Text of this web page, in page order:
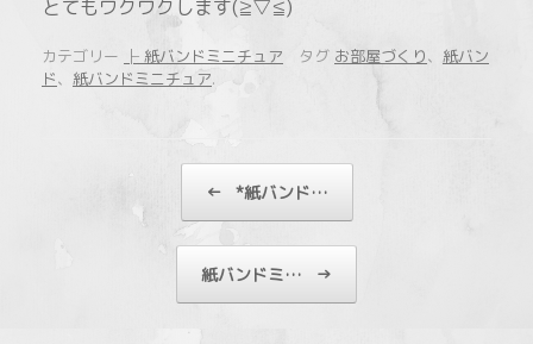
とてもワクワクします(≧▽≦)
カテゴリー ├ 紙バンドミニチュア タグ お部屋づくり、 紙バン
ド、 紙バンドミニチュア.
← *紙バンド…
紙バンドミ… →